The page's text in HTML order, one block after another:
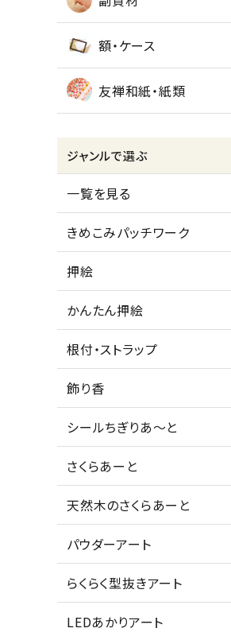
額・ケース
友禅和紙・紙類
ジャンルで選ぶ
一覧を見る
きめこみパッチワーク
押絵
かんたん押絵
根付・ストラップ
飾り香
シールちぎりあ～と
さくらあーと
天然木のさくらあーと
パウダーアート
らくらく型抜きアート
LEDあかりアート